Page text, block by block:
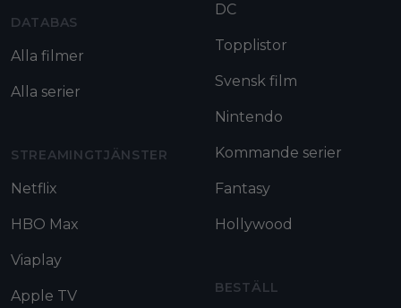
DATABAS
Alla filmer
Alla serier
STREAMINGTJÄNSTER
Netflix
HBO Max
Viaplay
Apple TV
DC
Topplistor
Svensk film
Nintendo
Kommande serier
Fantasy
Hollywood
BESTÄLL